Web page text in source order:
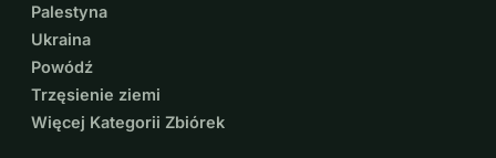
Palestyna
Ukraina
Powódź
Trzęsienie ziemi
Więcej Kategorii Zbiórek